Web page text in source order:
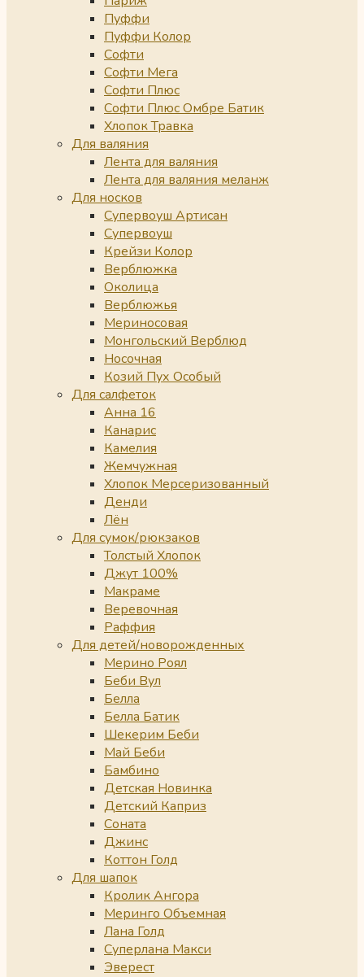
Пуффи
Пуффи Колор
Софти
Софти Мега
Софти Плюс
Софти Плюс Омбре Батик
Хлопок Травка
Для валяния
Лента для валяния
Лента для валяния меланж
Для носков
Супервоуш Артисан
Супервоуш
Крейзи Колор
Верблюжка
Околица
Верблюжья
Мериносовая
Монгольский Верблюд
Носочная
Козий Пух Особый
Для салфеток
Анна 16
Канарис
Камелия
Жемчужная
Хлопок Мерсеризованный
Денди
Лён
Для сумок/рюкзаков
Толстый Хлопок
Джут 100%
Макраме
Веревочная
Раффия
Для детей/новорожденных
Мерино Роял
Беби Вул
Белла
Белла Батик
Шекерим Беби
Май Беби
Бамбино
Детская Новинка
Детский Каприз
Соната
Джинс
Коттон Голд
Для шапок
Кролик Ангора
Меринго Объемная
Лана Голд
Суперлана Макси
Эверест